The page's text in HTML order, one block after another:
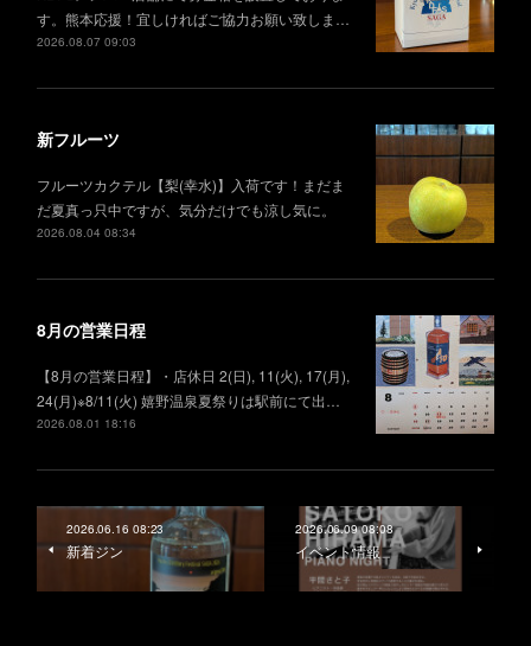
す。熊本応援！宜しければご協力お願い致しま…
2026.08.07 09:03
新フルーツ
フルーツカクテル【梨(幸水)】入荷です！まだま
だ夏真っ只中ですが、気分だけでも涼し気に。
2026.08.04 08:34
8月の営業日程
【8月の営業日程】・店休日 2(日), 11(火), 17(月),
24(月)※8/11(火) 嬉野温泉夏祭りは駅前にて出…
2026.08.01 18:16
2026.06.16 08:23
新着ジン
2026.06.09 08:08
イベント情報